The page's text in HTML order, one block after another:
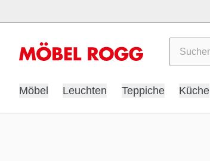
Möbel Leuchten Teppiche Küche